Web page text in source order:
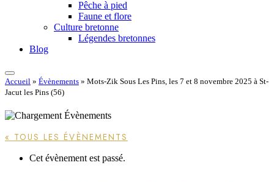
Pêche à pied
Faune et flore
Culture bretonne
Légendes bretonnes
Blog
Accueil » Évènements » Mots-Zik Sous Les Pins, les 7 et 8 novembre 2025 à St-
Jacut les Pins (56)
« TOUS LES ÉVÈNEMENTS
Cet évènement est passé.